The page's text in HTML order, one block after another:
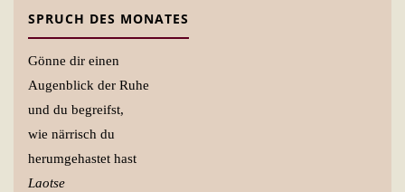
SPRUCH DES MONATES
Gönne dir einen
Augenblick der Ruhe
und du begreifst,
wie närrisch du
herumgehastet hast
Laotse